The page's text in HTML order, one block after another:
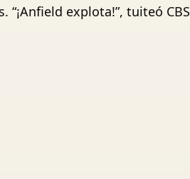
explota!”, tuiteó CBS